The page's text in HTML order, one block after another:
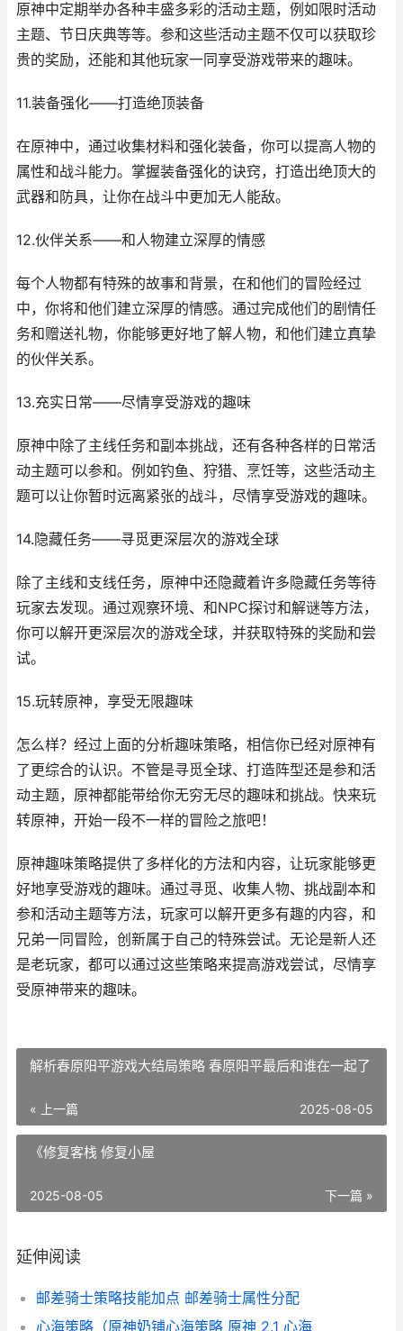
原神中定期举办各种丰盛多彩的活动主题，例如限时活动
主题、节日庆典等等。参和这些活动主题不仅可以获取珍
贵的奖励，还能和其他玩家一同享受游戏带来的趣味。
11.装备强化——打造绝顶装备
在原神中，通过收集材料和强化装备，你可以提高人物的
属性和战斗能力。掌握装备强化的诀窍，打造出绝顶大的
武器和防具，让你在战斗中更加无人能敌。
12.伙伴关系——和人物建立深厚的情感
每个人物都有特殊的故事和背景，在和他们的冒险经过
中，你将和他们建立深厚的情感。通过完成他们的剧情任
务和赠送礼物，你能够更好地了解人物，和他们建立真挚
的伙伴关系。
13.充实日常——尽情享受游戏的趣味
原神中除了主线任务和副本挑战，还有各种各样的日常活
动主题可以参和。例如钓鱼、狩猎、烹饪等，这些活动主
题可以让你暂时远离紧张的战斗，尽情享受游戏的趣味。
14.隐藏任务——寻觅更深层次的游戏全球
除了主线和支线任务，原神中还隐藏着许多隐藏任务等待
玩家去发现。通过观察环境、和NPC探讨和解谜等方法，
你可以解开更深层次的游戏全球，并获取特殊的奖励和尝
试。
15.玩转原神，享受无限趣味
怎么样？经过上面的分析趣味策略，相信你已经对原神有
了更综合的认识。不管是寻觅全球、打造阵型还是参和活
动主题，原神都能带给你无穷无尽的趣味和挑战。快来玩
转原神，开始一段不一样的冒险之旅吧！
原神趣味策略提供了多样化的方法和内容，让玩家能够更
好地享受游戏的趣味。通过寻觅、收集人物、挑战副本和
参和活动主题等方法，玩家可以解开更多有趣的内容，和
兄弟一同冒险，创新属于自己的特殊尝试。无论是新人还
是老玩家，都可以通过这些策略来提高游戏尝试，尽情享
受原神带来的趣味。
解析春原阳平游戏大结局策略 春原阳平最后和谁在一起了
« 上一篇 2025-08-05
《修复客栈 修复小屋
下一篇 »
2025-08-05
延伸阅读
邮差骑士策略技能加点 邮差骑士属性分配
心海策略（原神奶铺心海策略 原神 2.1 心海